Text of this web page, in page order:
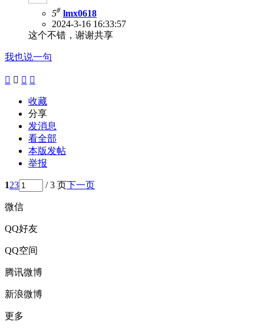
5# lmx0618
2024-3-16 16:33:57
这个不错，谢谢共享
我也说一句
   
收藏
分享
发消息
看全部
本版发帖
举报
123 / 3 页下一页
微信
QQ好友
QQ空间
腾讯微博
新浪微博
更多